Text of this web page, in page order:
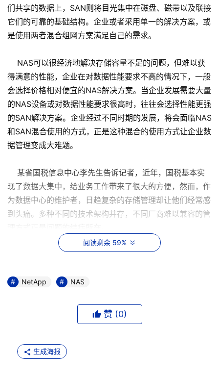
们共享的数据上，SAN则将目光集中在磁盘、磁带以及联接
它们的可靠的基础结构。企业或者采用单一的解决方案，或
是使用两者混合组网方案满足自己的需求。
NAS可以很经济地解决存储容量不足的问题，但难以获
得满意的性能，企业在对数据性能要求不高的情况下，一般
会选择价格相对便宜的NAS解决方案。当企业发展需要大量
的NAS设备或对数据性能要求很高时，往往会选择性能更强
的SAN解决方案。企业经过不同时期的发展，将会面临NAS
和SAN混合使用的方式，正是这种混合的使用方式让企业数
据管理变成大难题。
某省国税信息中心李先生告诉记者，近年，国税基本实
现了数据大集中，给业务工作带来了很大的方便，然而，作
为数据中心的维护者，日趋复杂的存储管理却让他们经常感
到头痛。多种不同的技术架构并存，不同厂商难以兼容的管
通常，厂商间的存储管理模式很难实现兼容，甚至同一
问题。管理不同的设备需要专用的管理软件，企业在不同时
形成孤岛，不兼容的软件管理方式使得必须同时应用不同的
管理软件进行管理等，这些无疑增加了企业管理的复杂性和
阅读剩余 59%
NetApp NAS
赞 (0)
生成海报